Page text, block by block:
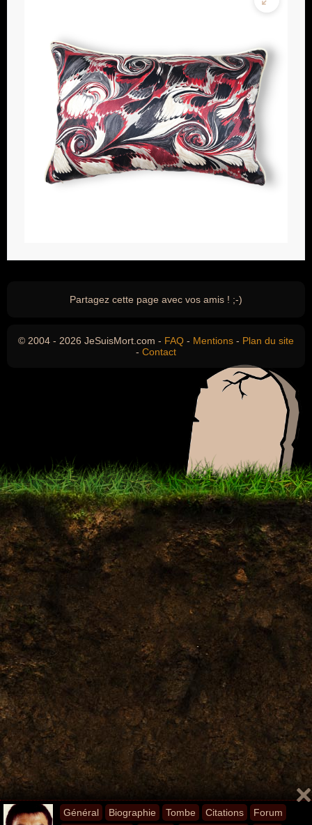
Général Biographie Tombe Citations Forum
Partagez cette page avec vos amis ! ;-)
© 2004 - 2026 JeSuisMort.com - FAQ - Mentions - Plan du site
- Contact